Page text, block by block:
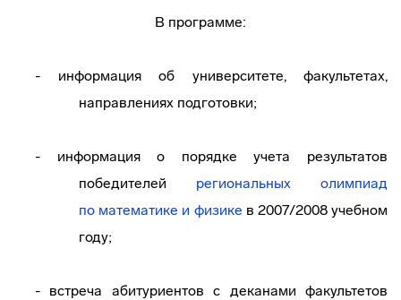
В программе:
- информация об университете, факультетах,
направлениях подготовки;
- информация о порядке учета результатов
победителей региональных олимпиад
по математике и физике в 2007/2008 учебном
году;
- встреча абитуриентов с деканами факультетов